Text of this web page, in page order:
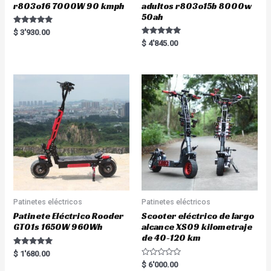
r803o16 7000W 90 kmph
Rated
5.00
$ 3'930.00
adultos r803o15b 8000w
50ah
Rated
5.00
$ 4'845.00
Patinetes eléctricos
Patinete Eléctrico Rooder
GT01s 1650W 960Wh
Rated
5.00
$ 1'680.00
Patinetes eléctricos
Scooter eléctrico de largo
alcance XS09 kilometraje
de 40-120 km
R
$ 6'000.00